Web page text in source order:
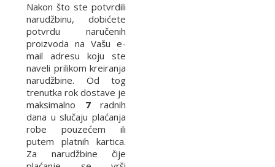
Nakon što ste potvrdili
narudžbinu, dobićete
potvrdu naručenih
proizvoda na Vašu e-
mail adresu koju ste
naveli prilikom kreiranja
narudžbine. Od tog
trenutka rok dostave je
maksimalno 7radnih
dana u slučaju plaćanja
robe pouzećem ili
putem platnih kartica.
Za narudžbine čije